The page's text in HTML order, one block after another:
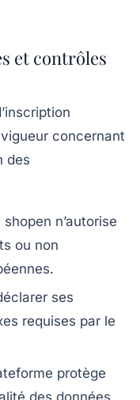
et contrôles
concernant
des
n’autorise
ou non
ses
requises par le
protège
des données